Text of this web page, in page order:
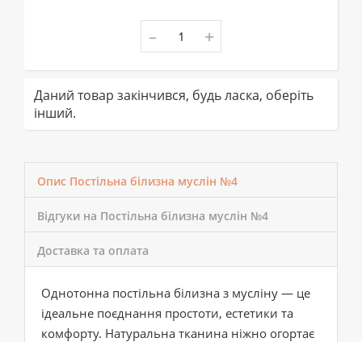
- +
Даний товар закінчився, будь ласка, оберіть
інший.
Опис Постільна білизна муслін №4
Відгуки на Постільна білизна муслін №4
Доставка та оплата
Однотонна постільна білизна з мусліну — це
ідеальне поєднання простоти, естетики та
комфорту. Натуральна тканина ніжно огортає